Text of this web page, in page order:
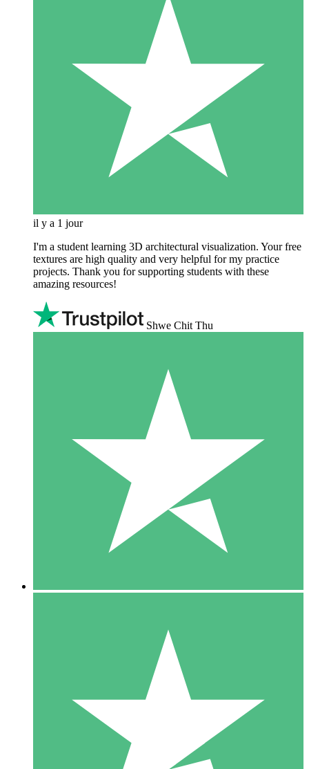
il y a 1 jour
I'm a student learning 3D architectural visualization. Your free
textures are high quality and very helpful for my practice
projects. Thank you for supporting students with these
amazing resources!
Shwe Chit Thu